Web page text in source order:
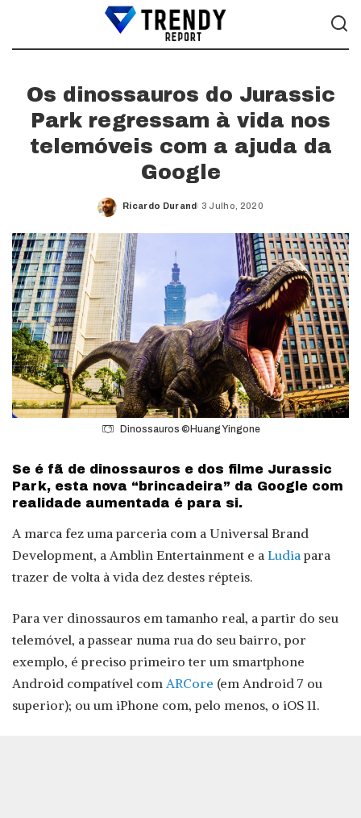
Os dinossauros do Jurassic
Park regressam à vida nos
telemóveis com a ajuda da
Google
Posted
Ricardo Durand 3 Julho, 2020
Dinossauros ©Huang Yingone
Se é fã de dinossauros e dos filme Jurassic
Park, esta nova “brincadeira” da Google com
realidade aumentada é para si.
A marca fez uma parceria com a Universal Brand
Development, a Amblin Entertainment e a Ludiapara
trazer de volta à vida dez destes répteis.
Para ver dinossauros em tamanho real, a partir do seu
telemóvel, a passear numa rua do seu bairro, por
exemplo, é preciso primeiro ter um smartphone
Android compatível com ARCore (em Android 7 ou
superior); ou um iPhone com, pelo menos, o iOS 11.